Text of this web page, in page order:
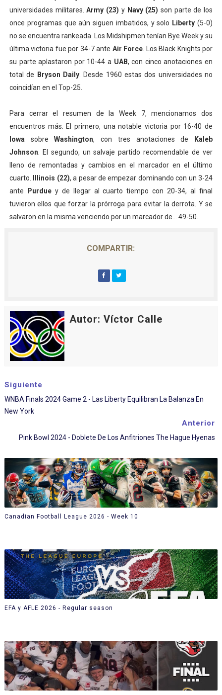
universidades militares.Army (23) y Navy (25) son parte de los
once programas que aún siguen imbatidos, y solo Liberty (5-0)
no se encuentra rankeada. Los Midshipmen tenían Bye Week y su
última victoria fue por 34-7 ante Air Force . Los Black Knights por
su parte aplastaron por 10-44 a UAB, con cinco anotaciones en
total de
Bryson Daily. Desde 1960 estas dos universidades no
coincidían en el Top-25.
Para cerrar el resumen de la Week 7, mencionamos dos
encuentros más. El primero, una notable victoria por 16-40 de
Iowa sobreWashington, con tres anotaciones de
Kaleb
Johnson . El segundo, un salvaje partido recomendable de ver
lleno de remontadas y cambios en el marcador en el último
cuarto.
Illinois (22), a pesar de empezar dominando con un 3-24
ante
Purduey de llegar al cuarto tiempo con 20-34, al final
tuvieron ellos que forzar la prórroga para evitar la derrota. Y se
salvaron en la misma venciendo por un marcador de... 49-50.
COMPARTIR:
Autor: Víctor Calle
Siguiente
WNBA Finals 2024 Game 2 - Las Liberty Equilibran La Balanza En
New York
Anterior
Pink Bowl 2024 - Doblete De Los Anfitriones The Hague Hyenas
Canadian Football League 2026 - Week 10
EFA y AFLE 2026 - Regular season